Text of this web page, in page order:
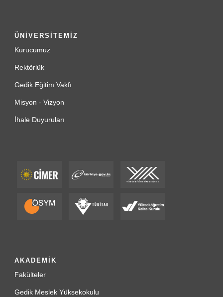
ÜNİVERSİTEMİZ
Kurucumuz
Rektörlük
Gedik Eğitim Vakfı
Misyon - Vizyon
İhale Duyuruları
AKADEMİK
Fakülteler
Gedik Meslek Yüksekokulu